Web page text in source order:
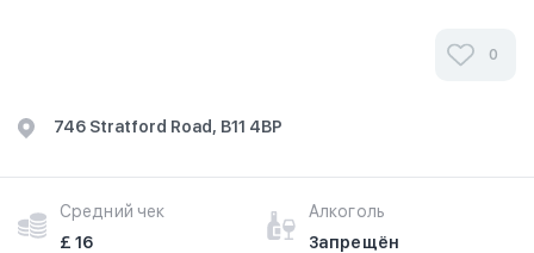
0
746 Stratford Road, B11 4BP
Средний чек
£ 16
Алкоголь
Запрещён